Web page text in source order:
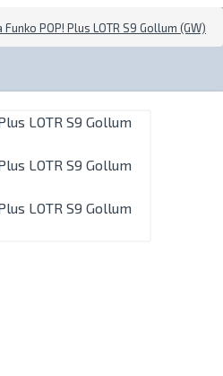
POP! Plus LOTR S9 Gollum (GW)